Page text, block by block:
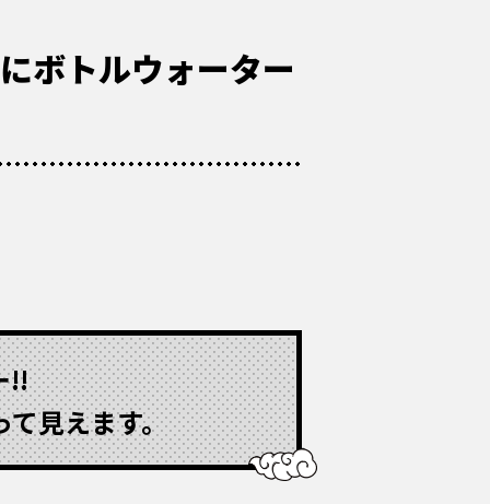
ボトルウォーター
!!
て見えます。